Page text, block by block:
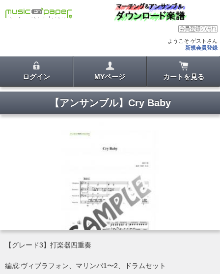
ようこそ ゲストさん
新規会員登録
ログイン MYページ カートを見る
【アンサンブル】Cry Baby
【グレード3】打楽器四重奏
編成:ヴィブラフォン、マリンバ1〜2、ドラムセット